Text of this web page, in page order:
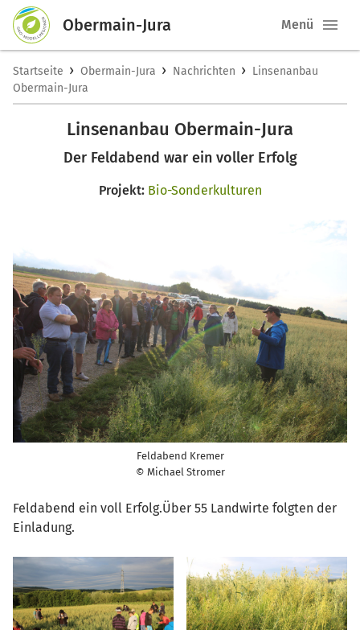
Obermain-Jura Menü
Startseite › Obermain-Jura › Nachrichten › Linsenanbau
Obermain-Jura
Linsenanbau Obermain-Jura
Der Feldabend war ein voller Erfolg
Projekt: Bio-Sonderkulturen
Feldabend Kremer
© Michael Stromer
Feldabend ein voll Erfolg.Über 55 Landwirte folgten der
Einladung.